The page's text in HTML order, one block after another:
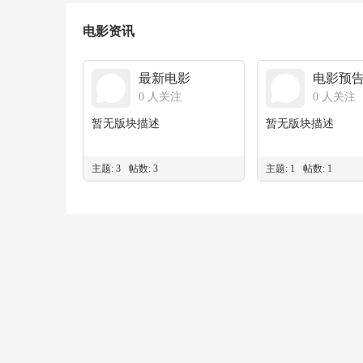
电影资讯
最新电影
0 人关注
暂无版块描述
主题: 3 帖数: 3
电影预
0 人关注
暂无版块描述
主题: 1 帖数: 1